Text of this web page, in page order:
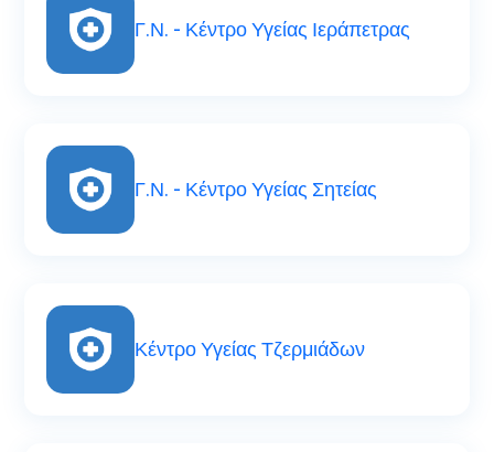
Γ.Ν. - Κέντρο Υγείας Ιεράπετρας
Γ.Ν. - Κέντρο Υγείας Σητείας
Κέντρο Υγείας Τζερμιάδων